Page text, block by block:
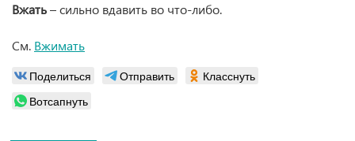
Вжать– сильно вдавить во что-либо.
См. Вжимать
Поделиться Отправить
Класснуть
Вотсапнуть